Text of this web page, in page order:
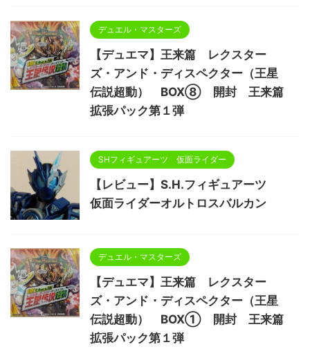
デュエル・マスターズ
【デュエマ】王来篇 レクスター
ズ・アンド・ディスペクター（王星
伝説超動） BOX⑧ 開封 王来篇
拡張パック第１弾
SHフィギュアーツ 仮面ライダー
【レビュー】S.H.フィギュアーツ
仮面ライダーオルトロスバルカン
デュエル・マスターズ
【デュエマ】王来篇 レクスター
ズ・アンド・ディスペクター（王星
伝説超動） BOX① 開封 王来篇
拡張パック第１弾